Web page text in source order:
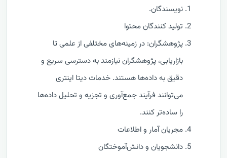
نویسندگان.
تولید کنندگان محتوا
پژوهشگران: در زمینه‌های مختلفی از علمی تا
بازاریابی، پژوهشگران نیازمند به دسترسی سریع و
دقیق به داده‌ها هستند. خدمات دیتا اینتری
می‌توانند فرآیند جمع‌آوری و تجزیه و تحلیل داده‌ها
را ساده‌تر کنند.
مجریان آمار و اطلاعات
دانشجویان و دانش‌آموختگان